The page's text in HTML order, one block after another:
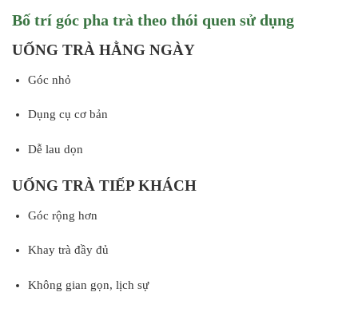
Bố trí góc pha trà theo thói quen sử dụng
UỐNG TRÀ HẰNG NGÀY
Góc nhỏ
Dụng cụ cơ bản
Dễ lau dọn
UỐNG TRÀ TIẾP KHÁCH
Góc rộng hơn
Khay trà đầy đủ
Không gian gọn, lịch sự